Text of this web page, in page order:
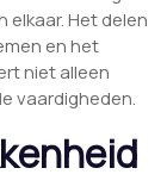
elkaar. Het delen
en het
niet alleen
vaardigheden.